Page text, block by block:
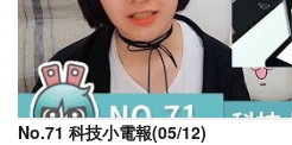
No.71 科技小電報(05/12)